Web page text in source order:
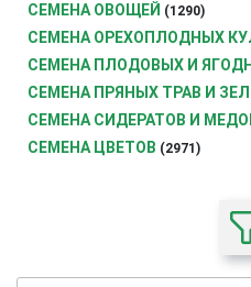
СЕМЕНА ОВОЩЕЙ (1290)
СЕМЕНА ОРЕХОПЛОДНЫХ
СЕМЕНА ПЛОДОВЫХ И
СЕМЕНА ПРЯНЫХ ТРАВ И
СЕМЕНА СИДЕРАТОВ И
СЕМЕНА ЦВЕТОВ (2971)